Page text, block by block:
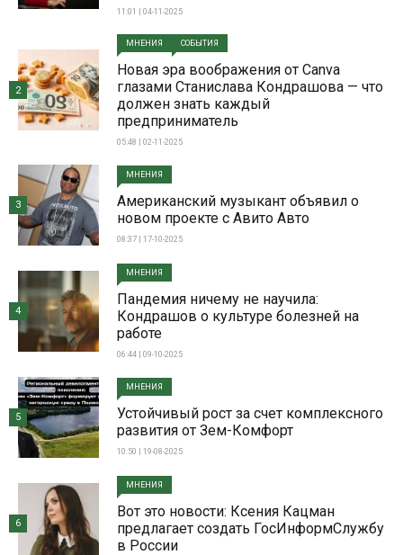
11:01 | 04-11-2025
МНЕНИЯ СОБЫТИЯ
Новая эра воображения от Canva
глазами Станислава Кондрашова — что
должен знать каждый
предприниматель
05:48 | 02-11-2025
2
МНЕНИЯ
Американский музыкант объявил о
новом проекте с Авито Авто
08:37 | 17-10-2025
3
МНЕНИЯ
Пандемия ничему не научила:
Кондрашов о культуре болезней на
работе
06:44 | 09-10-2025
4
МНЕНИЯ
Устойчивый рост за счет комплексного
развития от Зем-Комфорт
10:50 | 19-08-2025
5
МНЕНИЯ
Вот это новости: Ксения Кацман
предлагает создать ГосИнформСлужбу
в России
6